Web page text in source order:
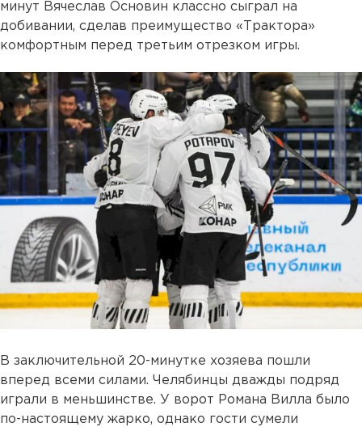
минут Вячеслав Основин классно сыграл на
добивании, сделав преимущество «Трактора»
комфортным перед третьим отрезком игры.
В заключительной 20-минутке хозяева пошли
вперед всеми силами. Челябинцы дважды подряд
играли в меньшинстве. У ворот Романа Вилла было
по-настоящему жарко, однако гости сумели